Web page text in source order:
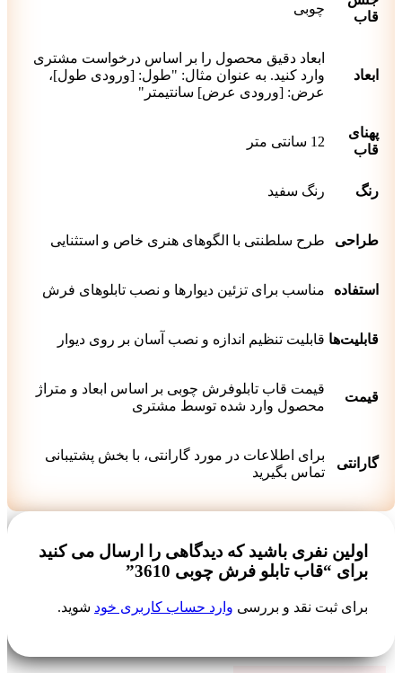
قاب
چوبی
ابعاد
ابعاد دقیق محصول را بر اساس درخواست مشتری
وارد کنید. به عنوان مثال: "طول: [ورودی طول]،
عرض: [ورودی عرض] سانتیمتر"
پهنای
قاب
12 سانتی متر
رنگ رنگ سفید
طراحی طرح سلطنتی با الگوهای هنری خاص و استثنایی
استفاده مناسب برای تزئین دیوارها و نصب تابلوهای فرش
قابلیت‌ها قابلیت تنظیم اندازه و نصب آسان بر روی دیوار
قیمت
قیمت قاب تابلوفرش چوبی بر اساس ابعاد و متراژ
محصول وارد شده توسط مشتری
گارانتی
برای اطلاعات در مورد گارانتی، با بخش پشتیبانی
تماس بگیرید
اولین نفری باشید که دیدگاهی را ارسال می کنید
برای “قاب تابلو فرش چوبی 3610”
برای ثبت نقد و بررسی وارد حساب کاربری خودشوید.